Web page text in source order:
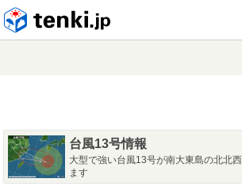
台風13号情報
大型で強い台風13号が南大東島の北北
ます